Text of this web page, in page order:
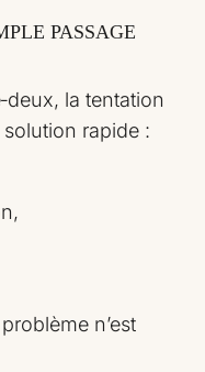
PASSAGE
la tentation
rapide :
n’est